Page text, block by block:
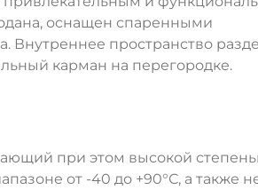
оснащен спаренными
Внутреннее пространство
карман на перегородке.
при этом высокой
от -40 до +90°С, а также